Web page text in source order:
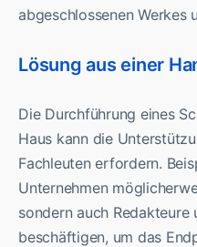
abgeschlossenen Werkes
Lösung aus einer
Die Durchführung eines
Haus kann die
Fachleuten erfordern.
Unternehmen
sondern auch Redakteure
beschäftigen, um das